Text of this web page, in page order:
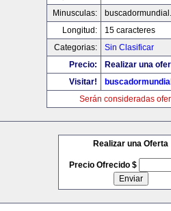
Minusculas:
Longitud:
15 caracteres
Categorias:
Sin Clasificar
Precio:
Realizar una
Visitar!
Serán consideradas
Realizar una Oferta
Precio Ofrecido $